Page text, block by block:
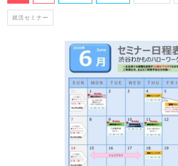
就活セミナー